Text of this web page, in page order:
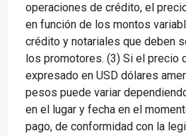
operaciones de crédito, el
en función de los montos
crédito y notariales que deben
los promotores. (3) Si el precio
expresado en USD dólares
pesos puede variar
en el lugar y fecha en el
pago, de conformidad con la